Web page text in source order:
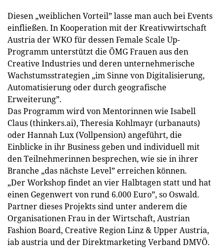
Diesen „weiblichen Vorteil” lasse man auch bei Events
einfließen. In Kooperation mit der Kreativwirtschaft
Austria der WKO für dessen Female Scale Up-
Programm unterstützt die ÖMG Frauen aus den
Creative Industries und deren unternehmerische
Wachstumsstrategien „im Sinne von Digitalisierung,
Automatisierung oder durch geografische
Erweiterung”.
Das Programm wird von Mentorinnen wie Isabell
Claus (thinkers.ai), Theresia Kohlmayr (urbanauts)
oder Hannah Lux (Vollpension) angeführt, die
Einblicke in ihr Business geben und individuell mit
den Teilnehmerinnen besprechen, wie sie in ihrer
Branche „das nächste Level” erreichen können.
„Der Workshop findet an vier Halbtagen statt und hat
­einen Gegenwert von rund 6.000 Euro”, so Oswald.
Partner dieses Projekts sind unter anderem die
Organisationen Frau in der Wirtschaft, Austrian
Fashion Board, Creative Region Linz & Upper Austria,
iab austria und der Direktmarketing Verband DMVÖ.